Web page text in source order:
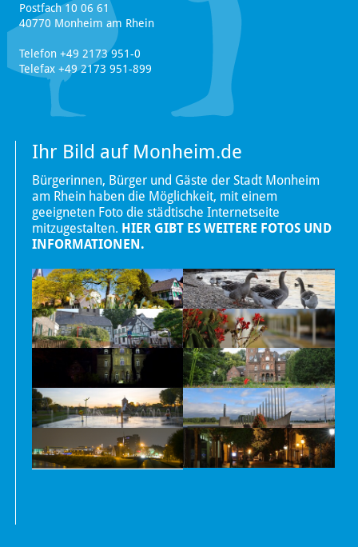
Postfach 10 06 61
40770 Monheim am Rhein
Telefon +49 2173 951-0
Telefax +49 2173 951-899
Ihr Bild auf Monheim.de
Bürgerinnen, Bürger und Gäste der Stadt Monheim
am Rhein haben die Möglichkeit, mit einem
geeigneten Foto die städtische Internetseite
mitzugestalten. HIER GIBT ES WEITERE FOTOS UND
INFORMATIONEN.